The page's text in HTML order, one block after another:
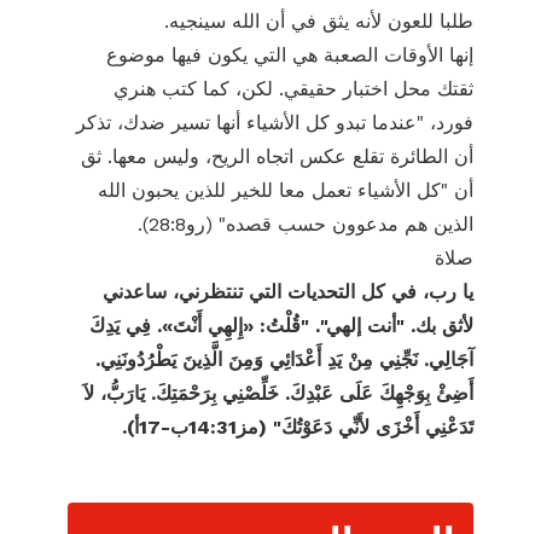
طلبا للعون لأنه يثق في أن الله سينجيه.
إنها الأوقات الصعبة هي التي يكون فيها موضوع
ثقتك محل اختبار حقيقي. لكن، كما كتب هنري
فورد، "عندما تبدو كل الأشياء أنها تسير ضدك، تذكر
أن الطائرة تقلع عكس اتجاه الريح، وليس معها. ثق
أن "كل الأشياء تعمل معا للخير للذين يحبون الله
الذين هم مدعوون حسب قصده" (رو28:8).
صلاة
يا رب، في كل التحديات التي تنتظرني، ساعدني
لأثق بك. "أنت إلهي". "قُلْتُ: «إِلهِي أَنْتَ». فِي يَدِكَ
آجَالِي. نَجِّنِي مِنْ يَدِ أَعْدَائِي وَمِنَ الَّذِينَ يَطْرُدُونَنِي.
أَضِئْ بِوَجْهِكَ عَلَى عَبْدِكَ. خَلِّصْنِي بِرَحْمَتِكَ. يَارَبُّ، لاَ
تَدَعْنِي أَخْزَى لأَنِّي دَعَوْتُكَ" (مز14:31ب-17أ).